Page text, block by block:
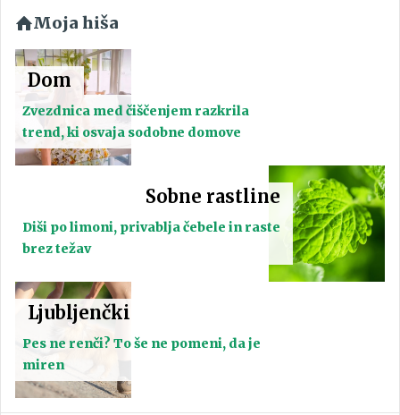
Moja hiša
Dom
Zvezdnica med čiščenjem razkrila
trend, ki osvaja sodobne domove
Sobne rastline
Diši po limoni, privablja čebele in raste
brez težav
Ljubljenčki
Pes ne renči? To še ne pomeni, da je
miren